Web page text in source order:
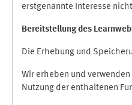
erstgenannte Interesse
Bereitstellung des
Die Erhebung und
Wir erheben und
Nutzung der enthaltenen